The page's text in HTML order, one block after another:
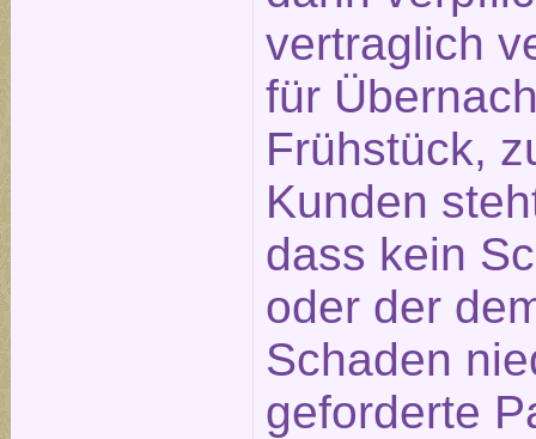
vertraglich
für
Frühstück,
Kunden
dass kein
oder der
Schaden
geforderte